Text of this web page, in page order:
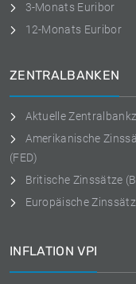
3-Monats Euribor
12-Monats Euribor
ZENTRALBANKEN
Aktuelle
Amerikanische
(FED)
Britische Zinssätze
Europäische
INFLATION VPI